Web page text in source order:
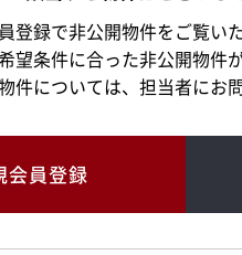
登録で非公開物件をご覧い
望条件に合った非公開物件
件については、担当者にお
会員登録